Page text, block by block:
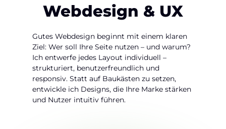
Webdesign & UX
Gutes Webdesign beginnt mit einem klaren
Ziel: Wer soll Ihre Seite nutzen – und warum?
Ich entwerfe jedes Layout individuell –
strukturiert, benutzerfreundlich und
responsiv. Statt auf Baukästen zu setzen,
entwickle ich Designs, die Ihre Marke stärken
und Nutzer intuitiv führen.